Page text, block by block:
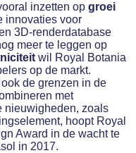
inzetten op groei
innovaties voor
3D-renderdatabase
meer te leggen op
wil Royal Botania
op de markt.
de grenzen in de
met
nieuwigheden, zoals
hoopt Royal
Award in de wacht te
in 2017.